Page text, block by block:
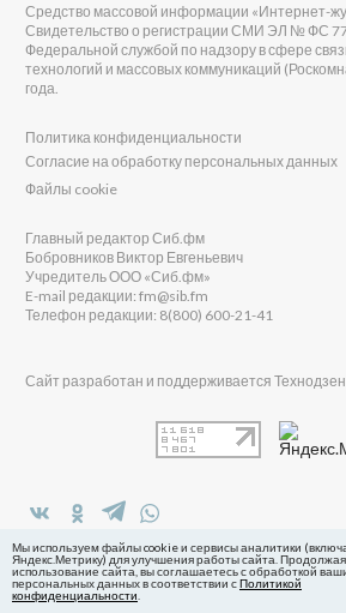
в Яндекс.Дзен
Средство массовой информации «Интернет-
Свидетельство о регистрации СМИ ЭЛ № ФС
Федеральной службой по надзору в сфере
технологий и массовых коммуникаций
года.
Политика конфиденциальности
Согласие на обработку персональных данных
Файлы cookie
Главный редактор Сиб.фм
Бобровников Виктор Евгеньевич
Учредитель ООО «Сиб.фм»
E-mail редакции: fm@sib.fm
Телефон редакции: 8(800) 600-21-41
Сайт разработан и поддерживается Технодзен
Мы используем файлы cookie и сервисы аналитики
Яндекс.Метрику) для улучшения работы сайта. Продолжая
использование сайта, вы соглашаетесь с обработкой
персональных данных в соответствии сПолитикой
конфиденциальности